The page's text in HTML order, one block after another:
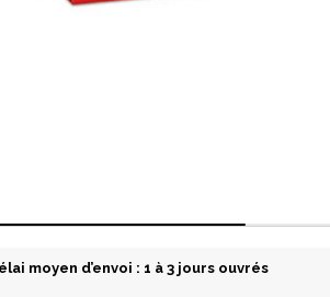
moyen d’envoi : 1 à 3 jours ouvrés